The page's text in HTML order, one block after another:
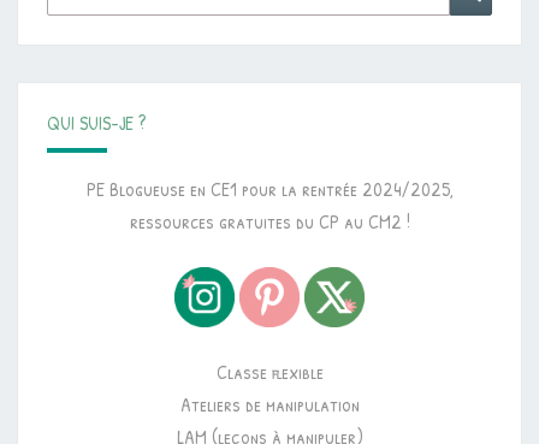
QUI SUIS-JE ?
PE Blogueuse en CE1 pour la rentrée 2024/2025,
ressources gratuites du CP au CM2 !
Classe flexible
Ateliers de manipulation
LAM (leçons à manipuler)